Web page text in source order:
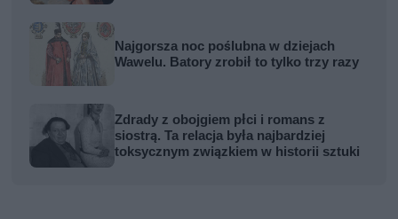
Najgorsza noc poślubna w dziejach
Wawelu. Batory zrobił to tylko trzy razy
Zdrady z obojgiem płci i romans z
siostrą. Ta relacja była najbardziej
toksycznym związkiem w historii sztuki